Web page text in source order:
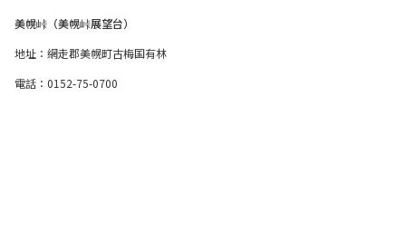
美幌峠（美幌峠展望台）
地址：網走郡美幌町古梅国有林
電話：0152-75-0700